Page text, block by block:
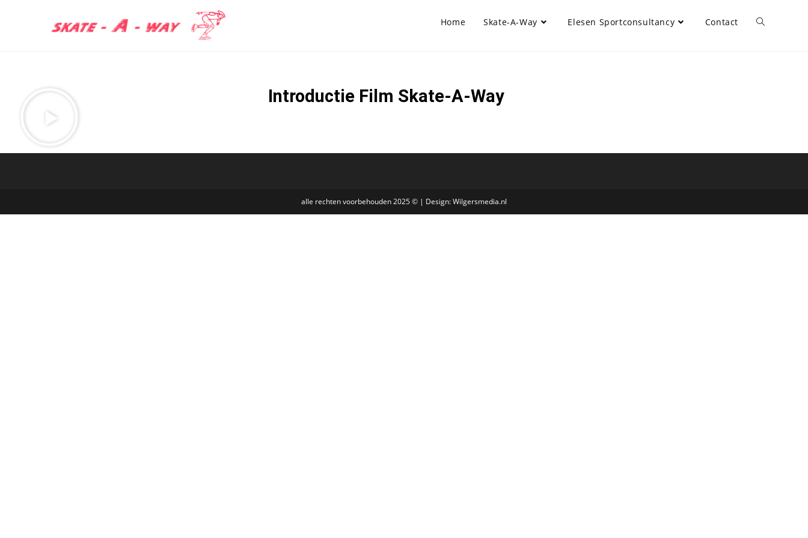
Home Skate-A-Way Elesen Sportconsultancy Contact
Introductie Film Skate-A-Way
alle rechten voorbehouden 2025 © | Design:Wilgersmedia.nl